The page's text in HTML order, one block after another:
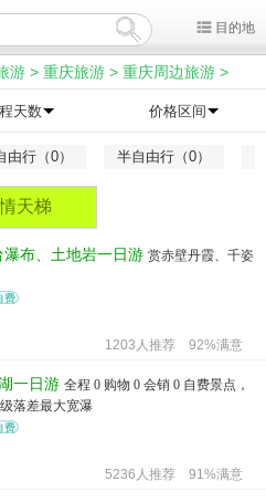
目的地
游 > 重庆旅游 > 重庆周边旅游 >
天数 价格区间
由行（0） 半自由行（0）
天梯
布、土地岩一日游 赏赤壁丹霞、千姿
费
1203人推荐 92%满意
一日游 全程 0 购物 0 会销 0 自费景点，
落差最大宽瀑
费
5236人推荐 91%满意